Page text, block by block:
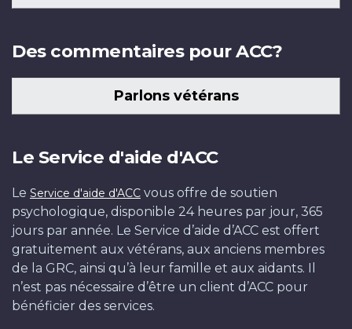
Des commentaires pour ACC?
Parlons vétérans
Le Service d'aide d'ACC
Le Service d'aide d'ACC vous offre de soutien
psychologique, disponible 24 heures par jour, 365
jours par année. Le Service d’aide d’ACC est offert
gratuitement aux vétérans, aux anciens membres
de la GRC, ainsi qu’à leur famille et aux aidants. Il
n’est pas nécessaire d’être un client d’ACC pour
bénéficier des services.